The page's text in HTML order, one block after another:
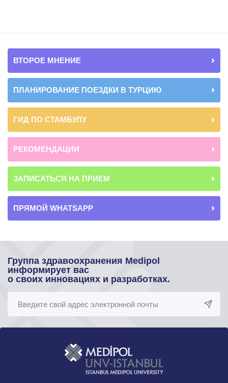
ВТОРОЕ МНЕНИЕ
ПЛАНИРОВАНИЕ ПОЕЗДКИ В ТУРЦИЮ
ГИД ПО СТАМБУЛУ
РЕКОМЕНДАЦИИ
ЗАПИСАТЬСЯ НА ПРИЕМ
ПРЯМОЙ WHATSAPP
Группа здравоохранения Medipol
информирует вас
о своих инновациях и разработках.